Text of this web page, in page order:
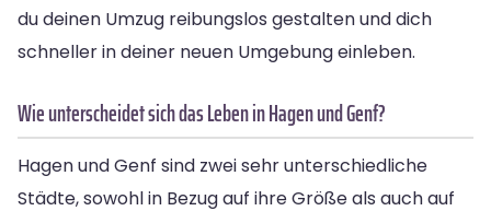
du deinen Umzug reibungslos gestalten und dich
schneller in deiner neuen Umgebung einleben.
Wie unterscheidet sich das Leben in Hagen und Genf?
Hagen und Genf sind zwei sehr unterschiedliche
Städte, sowohl in Bezug auf ihre Größe als auch auf